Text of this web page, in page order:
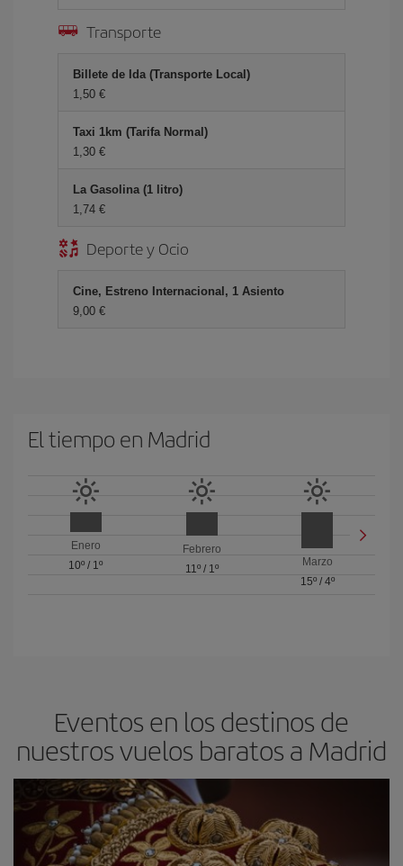
Transporte
Billete de Ida (Transporte Local)
1,50 €
Taxi 1km (Tarifa Normal)
1,30 €
La Gasolina (1 litro)
1,74 €
Deporte y Ocio
Cine, Estreno Internacional, 1 Asiento
9,00 €
El tiempo en Madrid
Enero
10º / 1º
Febrero
11º/ 1º
Marzo
15º/ 4º
Eventos en los destinos de
nuestros vuelos baratos a Madrid